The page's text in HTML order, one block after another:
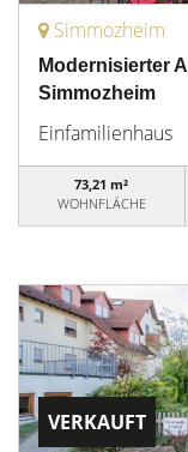
Simmozheim
Modernisierter
Simmozheim
Einfamilienhaus
73,21 m²
WOHNFLÄCHE
VERKAUFT